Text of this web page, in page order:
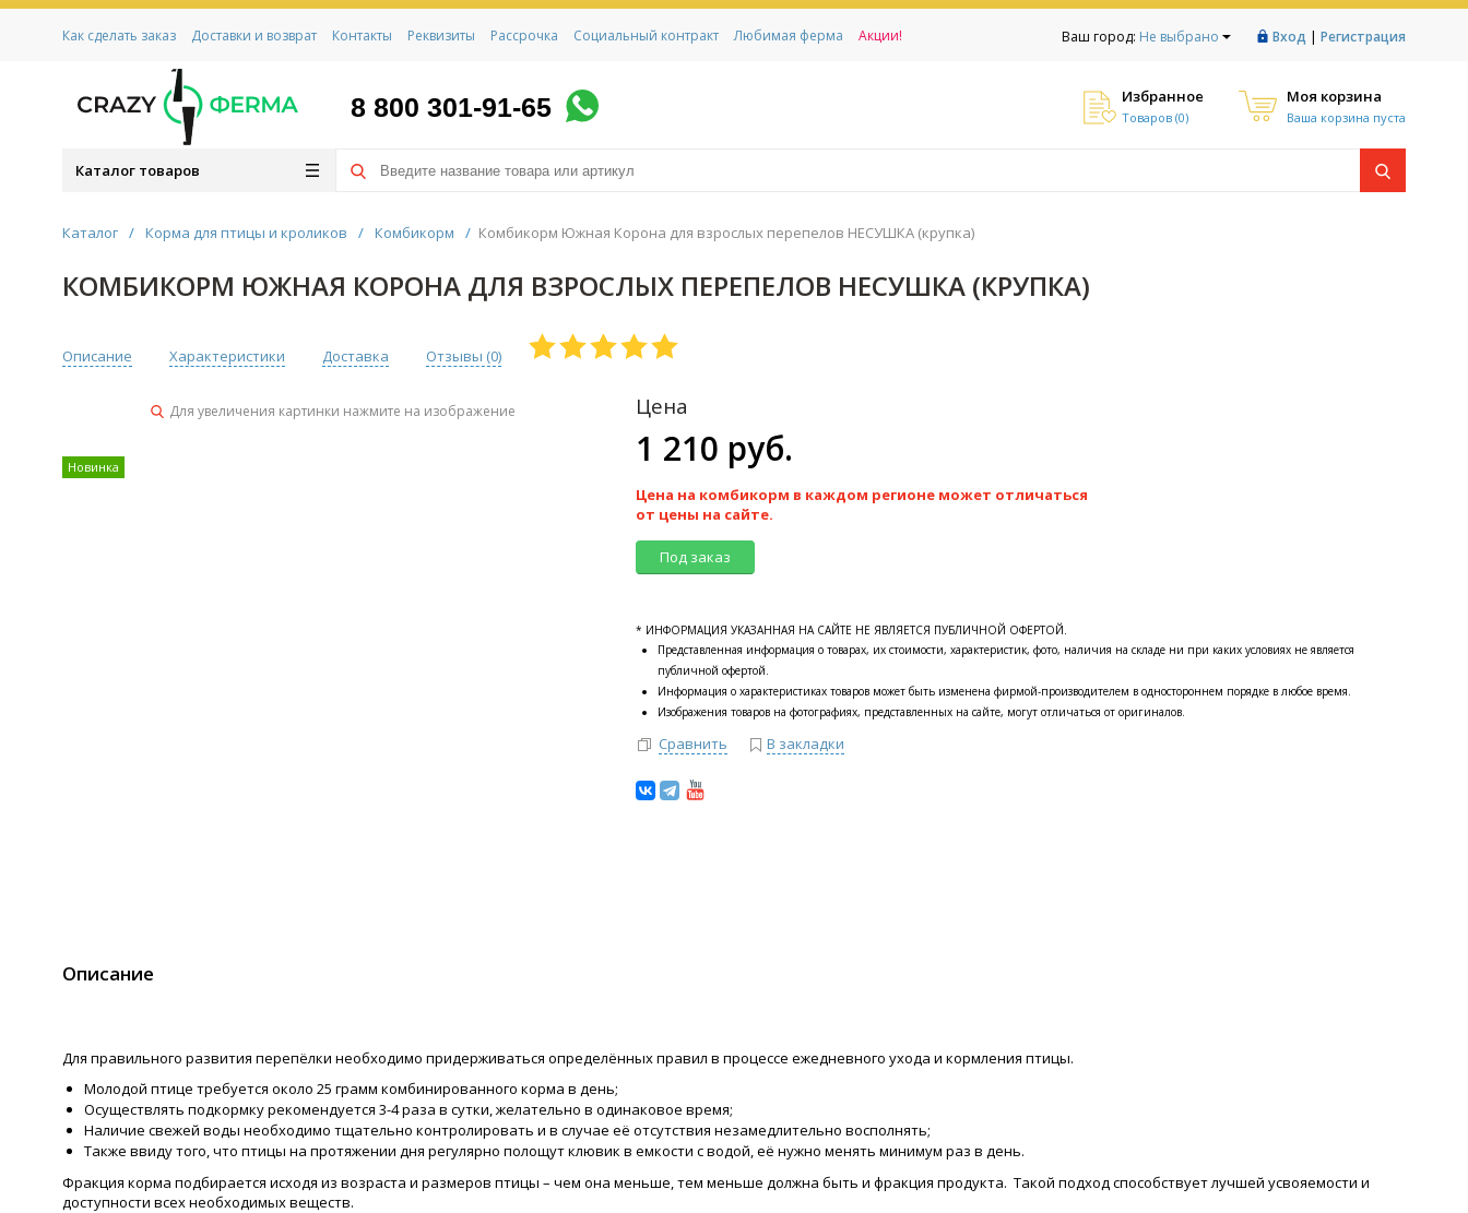
Ваш город: Не выбрано Вход | Регистрация
Как сделать заказ Доставки и возврат Контакты Реквизиты Рассрочка Социальный контракт Любимая ферма Акции!
8 800 301-91-65 Избранное
Товаров (0)
Моя корзина
Ваша корзина пуста
Каталог товаров
Каталог / Корма для птицы и кроликов / Комбикорм / Комбикорм Южная Корона для взрослых перепелов НЕСУШКА (крупка)
КОМБИКОРМ ЮЖНАЯ КОРОНА ДЛЯ ВЗРОСЛЫХ ПЕРЕПЕЛОВ НЕСУШКА (КРУПКА)
Описание Характеристики Доставка Отзывы (0)
Новинка
Для увеличения картинки нажмите на изображение Цена
1 210 руб.
Цена на комбикорм в каждом регионе может отличаться
от цены на сайте.
Под заказ
* ИНФОРМАЦИЯ УКАЗАННАЯ НА САЙТЕ НЕ ЯВЛЯЕТСЯ ПУБЛИЧНОЙ ОФЕРТОЙ.
Представленная информация о товарах, их стоимости, характеристик, фото, наличия на складе ни при каких условиях не является
публичной офертой.
Информация о характеристиках товаров может быть изменена фирмой-производителем в одностороннем порядке в любое время.
Изображения товаров на фотографиях, представленных на сайте, могут отличаться от оригиналов.
Сравнить В закладки
Описание
Для правильного развития перепёлки необходимо придерживаться определённых правил в процессе ежедневного ухода и кормления птицы.
Молодой птице требуется около 25 грамм комбинированного корма в день;
Осуществлять подкормку рекомендуется 3-4 раза в сутки, желательно в одинаковое время;
Наличие свежей воды необходимо тщательно контролировать и в случае её отсутствия незамедлительно восполнять;
Также ввиду того, что птицы на протяжении дня регулярно полощут клювик в емкости с водой, её нужно менять минимум раз в день.
Фракция корма подбирается исходя из возраста и размеров птицы – чем она меньше, тем меньше должна быть и фракция продукта. Такой подход способствует лучшей усвояемости и
доступности всех необходимых веществ.